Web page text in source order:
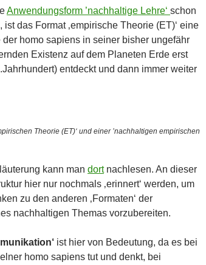
Anwendungsform ’nachhaltige Lehre‘ schon
ist das Format ‚empirische Theorie (ET)‘ eine
der homo sapiens in seiner bisher ungefähr
Existenz auf dem Planeten Erde erst
entdeckt und dann immer weiter
Theorie (ET)‘ und einer ’nachhaltigen empirischen
kann man dortnachlesen. An dieser
hier nur nochmals ‚erinnert‘ werden, um
zu den anderen ‚Formaten‘ der
nachhaltigen Themas vorzubereiten.
ist hier von Bedeutung, da es bei
homo sapiens tut und denkt, bei